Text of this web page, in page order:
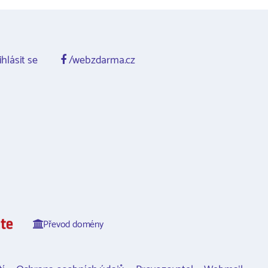
se /webzdarma.cz
Převod domény